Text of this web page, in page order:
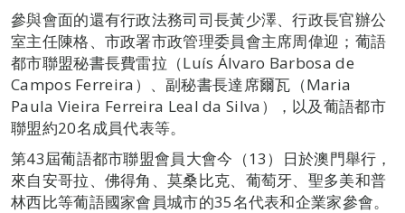
參與會面的還有行政法務司司長黃少澤、行政長官辦公
室主任陳格、市政署市政管理委員會主席周偉迎；葡語
都市聯盟秘書長費雷拉（Luís Álvaro Barbosa de
Campos Ferreira）、副秘書長達席爾瓦（Maria
Paula Vieira Ferreira Leal da Silva），以及葡語都市
聯盟約20名成員代表等。
第43屆葡語都市聯盟會員大會今（13）日於澳門舉行，
來自安哥拉、佛得角、莫桑比克、葡萄牙、聖多美和普
林西比等葡語國家會員城市的35名代表和企業家參會。